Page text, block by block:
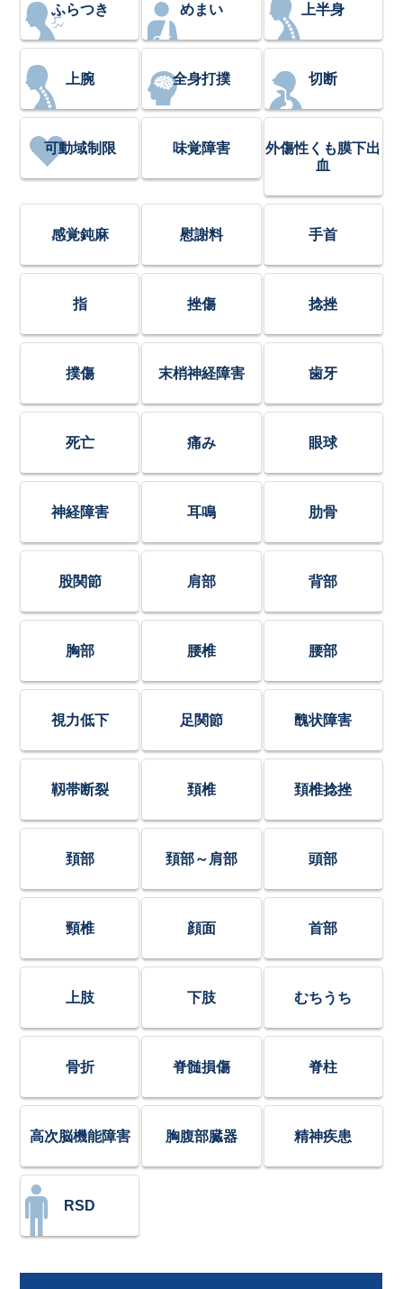
ふらつき めまい 上半身
上腕 全身打撲 切断
可動域制限 味覚障害
外傷性くも膜下出
血
感覚鈍麻 慰謝料 手首
指 挫傷 捻挫
撲傷 末梢神経障害 歯牙
死亡 痛み 眼球
神経障害 耳鳴 肋骨
股関節 肩部 背部
胸部 腰椎 腰部
視力低下 足関節 醜状障害
靱帯断裂 頚椎 頚椎捻挫
頚部 頚部～肩部 頭部
頸椎 顔面 首部
上肢 下肢 むちうち
骨折 脊髄損傷 脊柱
高次脳機能障害 胸腹部臓器 精神疾患
RSD